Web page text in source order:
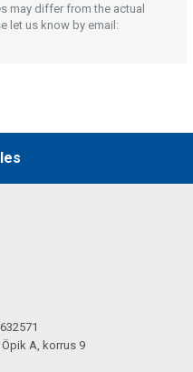
may differ from the actual
let us know by email:
A, korrus 9